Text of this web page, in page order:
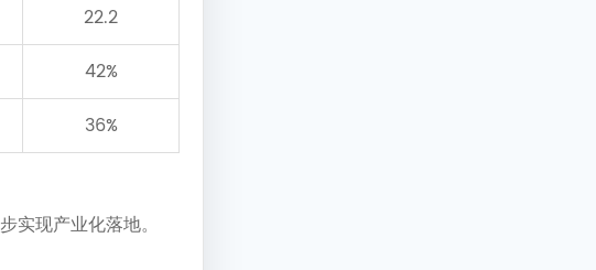
22.2
42%
36%
现产业化落地。